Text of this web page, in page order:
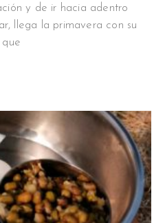
y de ir hacia adentro
llega la primavera con su